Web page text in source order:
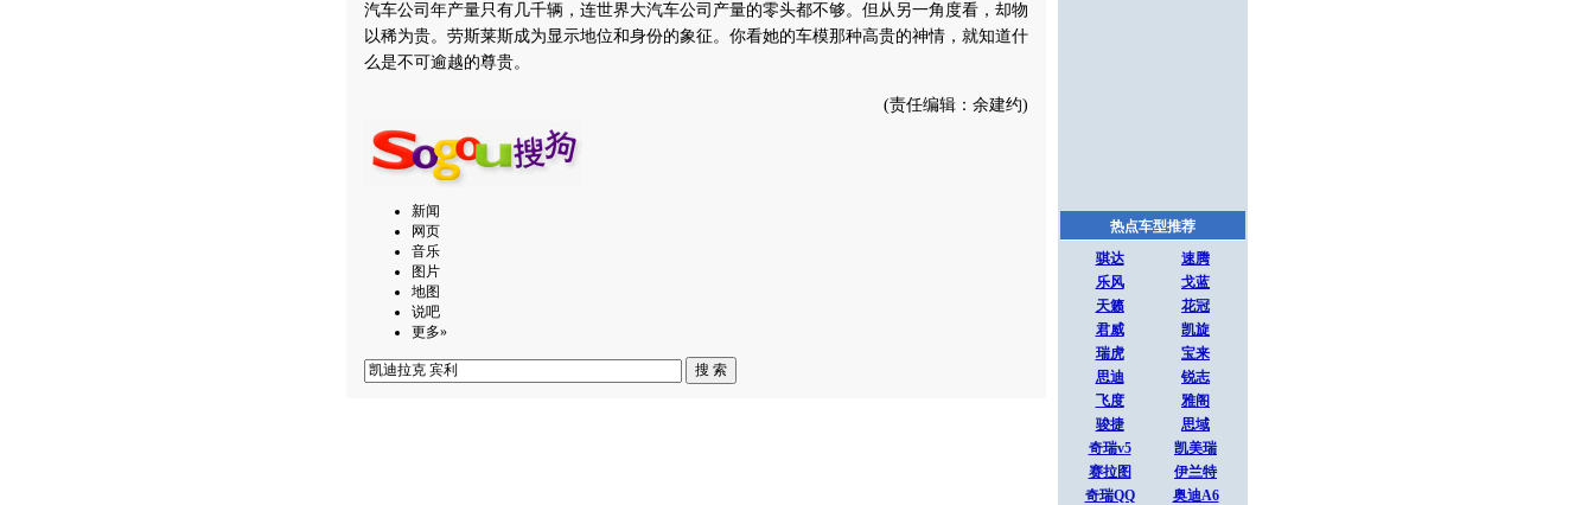
汽车公司年产量只有几千辆，连世界大汽车公司产量的零头都不够。但从另一角度看，却物
以稀为贵。劳斯莱斯成为显示地位和身份的象征。你看她的车模那种高贵的神情，就知道什
么是不可逾越的尊贵。
(责任编辑：余建约)
新闻
网页
音乐
图片
地图
说吧
更多»
热点车型推荐
骐达
速腾
乐风
戈蓝
天籁
花冠
君威
凯旋
瑞虎
宝来
思迪
锐志
飞度
雅阁
骏捷
思域
奇瑞v5
凯美瑞
赛拉图
伊兰特
奇瑞QQ
奥迪A6